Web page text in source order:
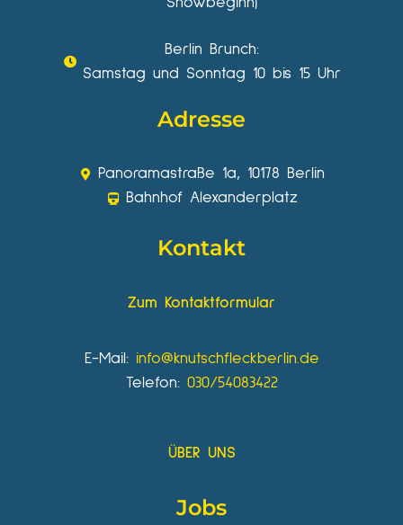
Berlin Brunch:
Samstag und Sonntag 10 bis 15 Uhr
Adresse
Panoramastraße 1a, 10178 Berlin
Bahnhof Alexanderplatz
Kontakt
Zum Kontaktformular
E-Mail: info@knutschfleckberlin.de
Telefon: 030/54083422
ÜBER UNS
Jobs